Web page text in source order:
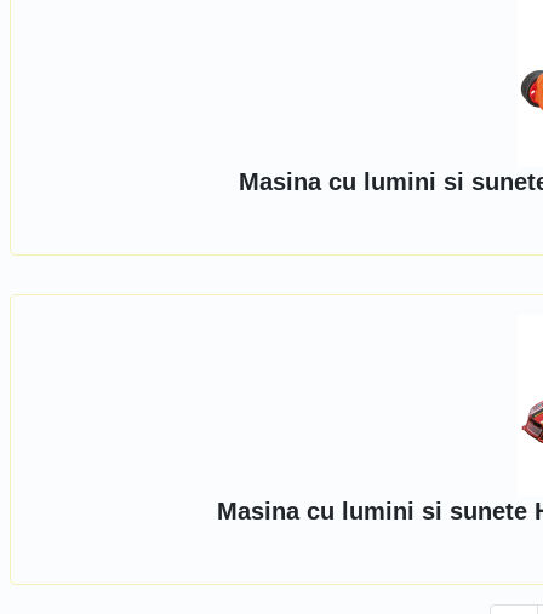
Masina cu lumini si
Masina cu lumini si sunete